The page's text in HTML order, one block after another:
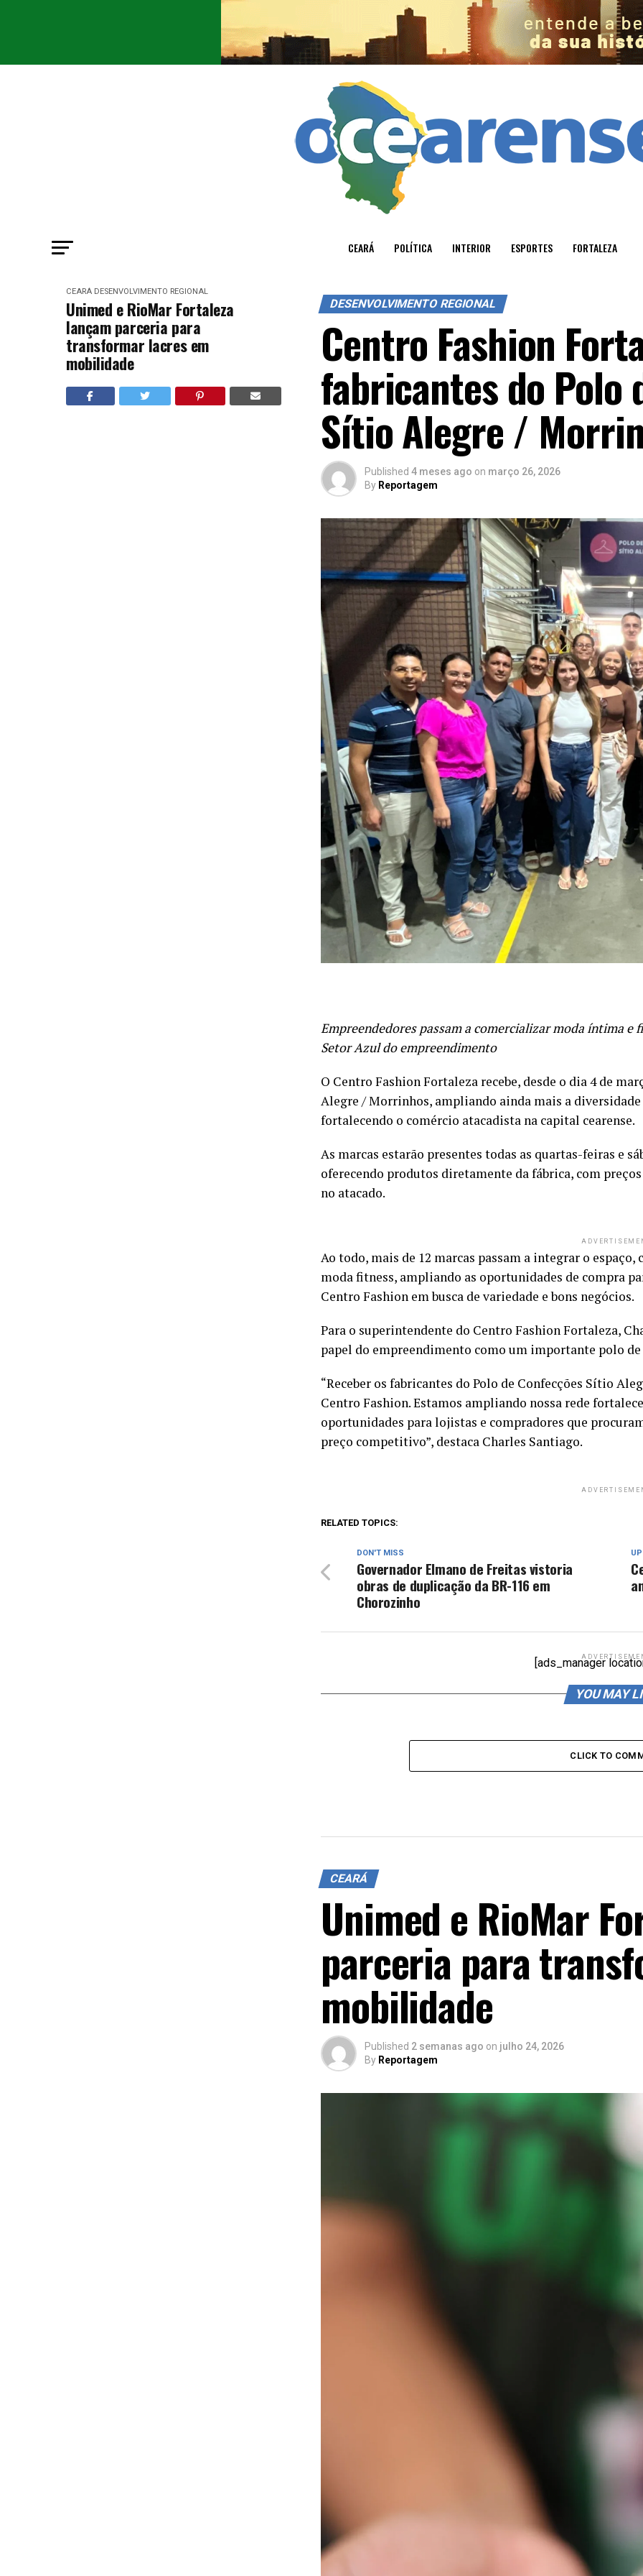
CEARÁ POLÍTICA INTERIOR ESPORTES FORTALEZA
CEARÁ DESENVOLVIMENTO REGIONAL
Unimed e RioMar Fortaleza
lançam parceria para
transformar lacres em
mobilidade
DESENVOLVIMENTO REGIONAL
Centro Fashion
fabricantes do Polo
Sítio Alegre /
Published 4 meses ago on março 26, 2026
By Reportagem
Empreendedores passam a comercializar moda íntima e
Setor Azul do empreendimento
O Centro Fashion Fortaleza recebe, desde o dia 4 de
Alegre / Morrinhos, ampliando ainda mais a
fortalecendo o comércio atacadista na capital cearense.
As marcas estarão presentes todas as quartas-feiras e
oferecendo produtos diretamente da fábrica, com
no atacado.
Ao todo, mais de 12 marcas passam a integrar o
moda fitness, ampliando as oportunidades de compra
Centro Fashion em busca de variedade e bons negócios.
Para o superintendente do Centro Fashion Fortaleza,
papel do empreendimento como um importante polo
“Receber os fabricantes do Polo de Confecções Sítio
Centro Fashion. Estamos ampliando nossa rede
oportunidades para lojistas e compradores que
preço competitivo”, destaca Charles Santiago.
RELATED TOPICS:
DON'T MISS
Governador Elmano de Freitas vistoria
obras de duplicação da BR-116 em
Chorozinho
[ads_manager
YOU MAY
CLICK TO
CEARÁ
Unimed e RioMar
parceria para
mobilidade
Published 2 semanas ago on julho 24, 2026
By Reportagem